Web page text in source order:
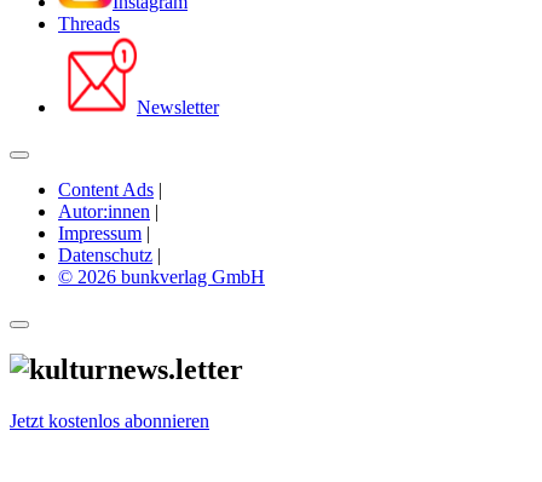
Threads
Newsletter
Content Ads |
Autor:innen |
Impressum |
Datenschutz |
© 2026 bunkverlag GmbH
Jetzt kostenlos abonnieren